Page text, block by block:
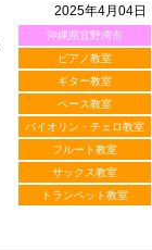
2025年4月04日
沖縄県宜野湾市
ピアノ教室
ギター教室
ベース教室
バイオリン・チェロ教室
フルート教室
サックス教室
トランペット教室